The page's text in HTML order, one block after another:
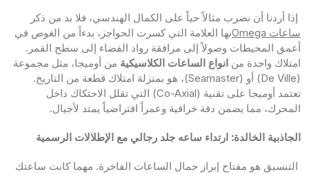
إذا أردنا أن نضرب مثالاً حياً على الكمال الهندسي، فلا بد من ذكر
ساعات Omega
نها العلامة التي كسرت الحواجز، بدءاً من الغوص في
أعمق المحيطات وصولاً إلى مرافقة رواد الفضاء إلى سطح القمر.
امتلاك واحدة من انواع الساعات الكلاسيكية من أوميجا، مثل مجموعة
(De Ville) أو (Seamaster)، هو بمنزلة امتلاك قطعة من التاريخ.
تعتمد أوميجا على تقنية (Co-Axial) التي تقلل الاحتكاك داخل
المحرك، مما يضمن دقة خرافية وعمراً افتراضياً يمتد لأجيال.
الجاذبية الخالدة: ارتداء ساعه جلد رجالي مع الإطلالات الرسمية
التنسيق هو مفتاح إبراز جمال الساعات الفاخرة. مهما كانت ساعتك